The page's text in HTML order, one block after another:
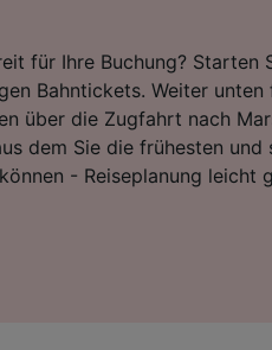
für Ihre Buchung? Starten
Bahntickets. Weiter
über die Zugfahrt nach
dem Sie die frühesten
- Reiseplanung leicht